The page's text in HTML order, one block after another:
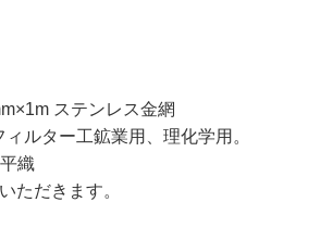
ステンレス金網
ルター工鉱業用、理化学用。
織
ただきます。